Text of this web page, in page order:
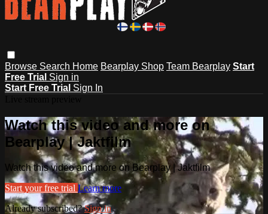
Browse Search Home Bearplay Shop Team Bearplay Start
Free Trial Sign in
Start Free Trial Sign In
Watch this video and more on
Bearplay | Jaktfilm
Watch this video and more on Bearplay | Jaktfilm
Start your free trial Learn more
Already subscribed?Sign in